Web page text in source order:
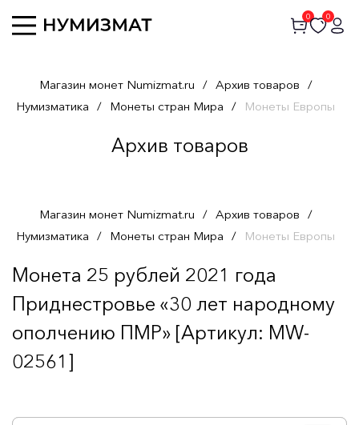
0 0
Магазин монет Numizmat.ru / Архив товаров /
Нумизматика / Монеты стран Мира / Монеты Европы
Архив товаров
Магазин монет Numizmat.ru / Архив товаров /
Нумизматика / Монеты стран Мира / Монеты Европы
Монета 25 рублей 2021 года
Приднестровье «30 лет народному
ополчению ПМР» [Артикул: MW-
02561]